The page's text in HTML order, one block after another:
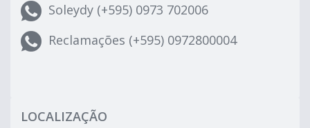
Soleydy (+595) 0973 702006
Reclamações (+595) 0972800004
LOCALIZAÇÃO